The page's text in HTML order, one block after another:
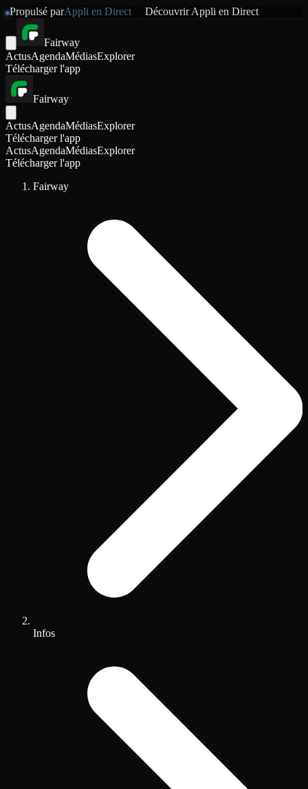
Propulsé parAppli en Direct DécouvrirAppli en Direct
Fairway
ActusAgendaMédiasExplorer
Télécharger l'app
Fairway
ActusAgendaMédiasExplorer
Télécharger l'app
ActusAgendaMédiasExplorer
Télécharger l'app
Fairway
Infos